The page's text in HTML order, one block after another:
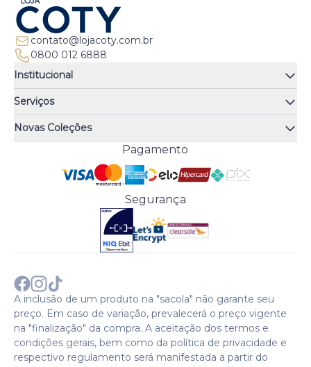
contato@lojacoty.com.br
0800 012 6888
Institucional
Quem somos
Quiz de fragrâncias
Trocas e Devoluções
Troque Fácil
Perguntas Frequentes
Política de Pagamento
Política de Entrega
Política de Privacidade
Comprar com CNPJ?
Sobre a COTY no mundo
Serviços
Atendimento
Meus Pedidos
Trabalhe Conosco
Preferências de Cookies
Novas Coleções
Cenoura & Bronze
Pagamento
Segurança
A inclusão de um produto na "sacola" não garante seu
preço. Em caso de variação, prevalecerá o preço vigente
na "finalização" da compra. A aceitação dos termos e
condições gerais, bem como da política de privacidade e
respectivo regulamento será manifestada a partir do